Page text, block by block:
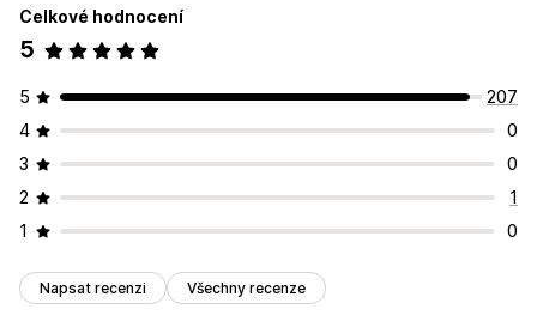
Celkové hodnocení
5
5
207
4
0
3
0
2
1
1
0
Napsat recenzi Všechny recenze